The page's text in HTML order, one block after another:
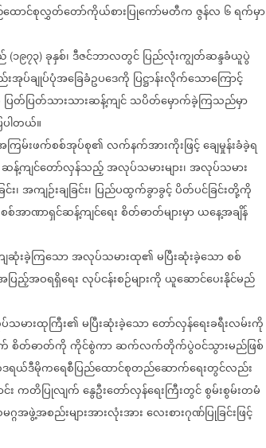
ထောင်စုလွှတ်တော်ကိုယ်စားပြုကော်မတီကဇွန်လ ၆ရက်မှာ
(၁၉၇၃) ခုနှစ်၊ဒီဇင်ဘာလတွင်ပြည်လုံးကျွတ်ဆန္ဒခံယူပွဲ
းအုပ်ချုပ်ပုံအခြေခံဥပဒေကို ပြဋ္ဌာန်းလိုက်သောကြောင့်
ပြတ်ပြတ်သားသားဆန့်ကျင်သပိတ်မှောက်ခဲ့ကြသည်မှာ
ပါတယ်။
ကြမ်းဖက်စစ်အုပ်စု၏လက်နက်အားကိုးဖြင့်ချေမှုန်းခံခဲ့ရ
ဆန့်ကျင်တော်လှန်သည့်အလုပ်သမားများ၊အလုပ်သမား
း၊အကျဉ်းချခြင်း၊ ပြည်ပထွက်ခွာခွင့်ပိတ်ပင်ခြင်းတို့ကို
စစ်အာဏာရှင်ဆန့်ကျင်ရေးစိတ်ဓာတ်များမှာယနေ့အချိန်
ဆုံးခဲ့ကြသောအလုပ်သမားထု၏မပြီးဆုံးခဲ့သောစစ်
ပြည့်အဝရရှိရေးလုပ်ငန်းစဉ်များကိုယူဆောင်ပေးနိုင်မည်
မားထုကြီး၏မပြီးဆုံးခဲ့သောတော်လှန်ရေးခရီးလမ်းကို
စိတ်ဓာတ်ကိုကိုင်စွဲကာဆက်လက်တိုက်ပွဲဝင်သွားမည်ဖြစ်
ရယ်ဒီမိုကရေစီပြည်ထောင်စုတည်ဆောက်ရေးတွင်လည်း
းကတိပြုလျက်နွေဦးတော်လှန်ရေးကြီးတွင်စွမ်းစွမ်းတမံ
အဖွဲ့အစည်းများအားလုံးအားလေးစားဂုဏ်ပြုခြင်းဖြင့်